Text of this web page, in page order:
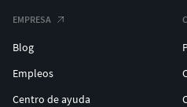
EMPRESA
Blog
Empleos
Centro de ayuda